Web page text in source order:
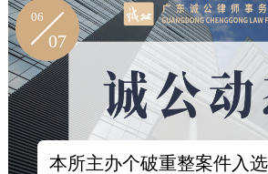
06
07
本所主办个破重整案件入